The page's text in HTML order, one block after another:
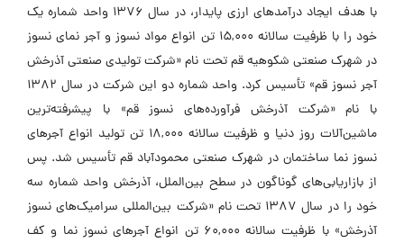
با هدف ایجاد درآمدهای ارزی پایدار، در سال 1376 واحد شماره یک
خود را با ظرفیت سالانه 15,000 تن انواع مواد نسوز و آجر نمای نسوز
در شهرک صنعتی شکوهیه قم تحت نام «شرکت تولیدی صنعتی آذرخش
آجر نسوز قم» تأسیس کرد. واحد شماره دو این شرکت در سال 1382
با نام «شرکت آذرخش فرآورده‌های نسوز قم» با پیشرفته‌ترین
ماشین‌آلات روز دنیا و ظرفیت سالانه 18,000 تن تولید انواع آجرهای
نسوز نما ساختمان در شهرک صنعتی محمودآباد قم تأسیس شد. پس
از بازاریابی‌های گوناگون در سطح بین‌الملل، آذرخش واحد شماره سه
خود را در سال 1387 تحت نام «شرکت بین‌المللی سرامیک‌های نسوز
آذرخش» با ظرفیت سالانه 60,000 تن انواع آجرهای نسوز نما و کف